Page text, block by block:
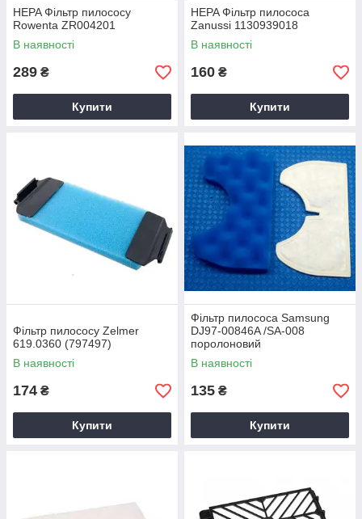
HEPA Фільтр пилососу
Rowenta ZR004201
В наявності
289 ₴
Купити
HEPA Фільтр пилососа
Zanussi 1130939018
В наявності
160 ₴
Купити
Фільтр пилососу Zelmer
619.0360 (797497)
В наявності
174 ₴
Купити
Фільтр пилососа Samsung
DJ97-00846A /SA-008
поролоновий
В наявності
135 ₴
Купити